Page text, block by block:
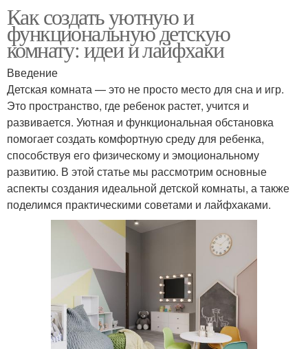
Как создать уютную и
функциональную детскую
комнату: идеи и лайфхаки
Введение
Детская комната — это не просто место для сна и игр.
Это пространство, где ребенок растет, учится и
развивается. Уютная и функциональная обстановка
помогает создать комфортную среду для ребенка,
способствуя его физическому и эмоциональному
развитию. В этой статье мы рассмотрим основные
аспекты создания идеальной детской комнаты, а также
поделимся практическими советами и лайфхаками.